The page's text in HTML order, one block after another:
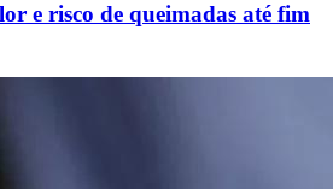
e risco de queimadas até fim